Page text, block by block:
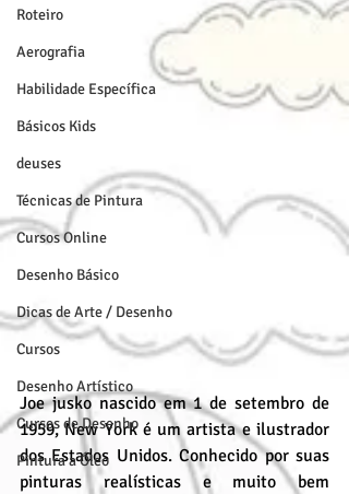
Roteiro
Aerografia
Habilidade Específica
Básicos Kids
deuses
Técnicas de Pintura
Cursos Online
Desenho Básico
Dicas de Arte / Desenho
Cursos
Desenho Artístico
Cursos de Desenho
Pintura a Óleo
Joe jusko nascido em 1 de setembro de
1959, New York é um artista e ilustrador
dos Estados Unidos. Conhecido por suas
pinturas realísticas e muito bem